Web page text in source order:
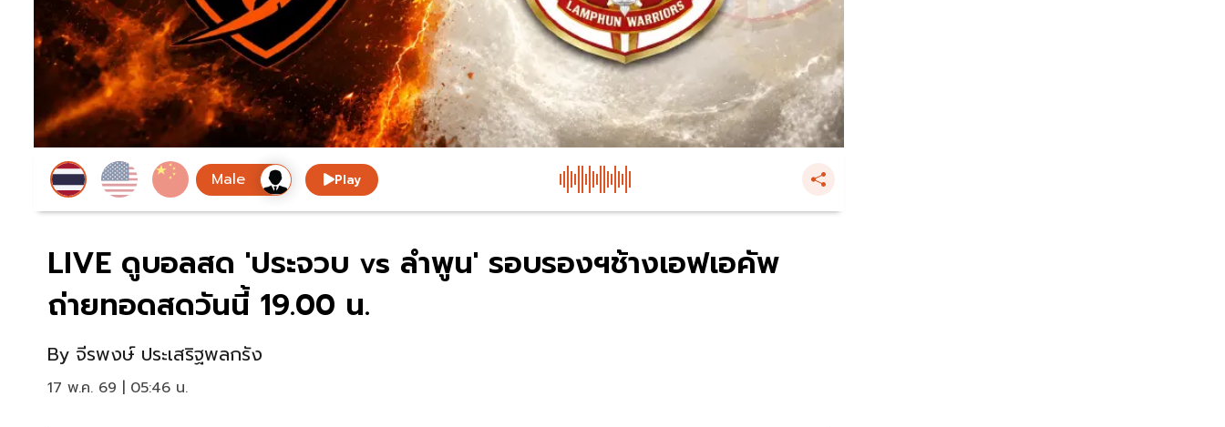
Play
LIVE ดูบอลสด 'ประจวบ vs ลำพูน' รอบรองฯช้างเอฟเอคัพ
ถ่ายทอดสดวันนี้ 19.00 น.
By จีรพงษ์ ประเสริฐพลกรัง
17 พ.ค. 69 | 05:46 น.